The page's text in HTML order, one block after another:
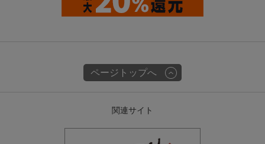
ページトップへ
関連サイト